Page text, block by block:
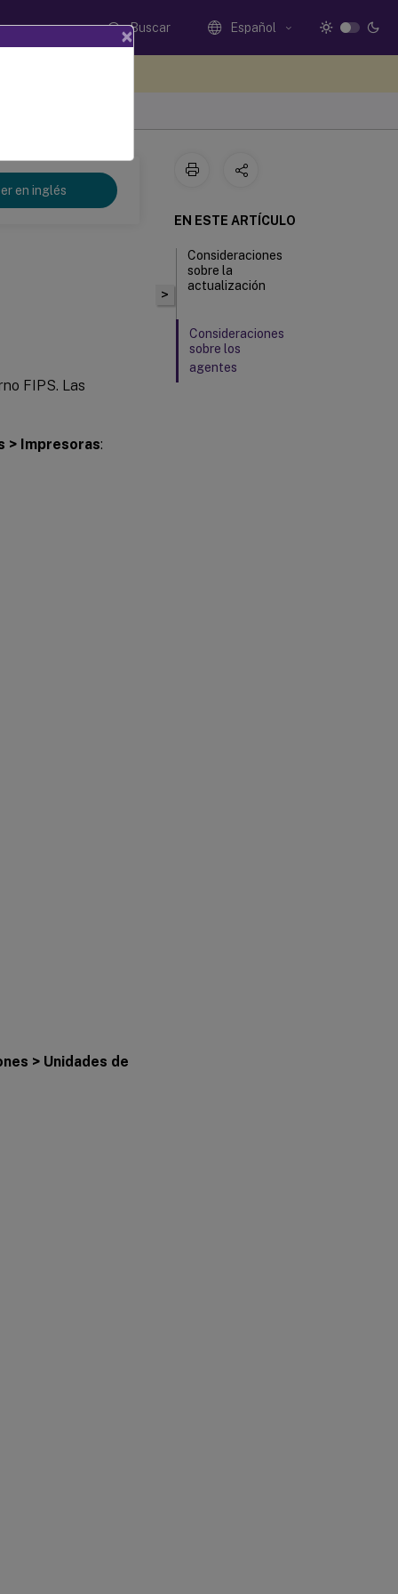
Buscar Español
en inglés
FIPS. Las
> Impresoras:
> Unidades de
>
EN ESTE ARTÍCULO
Consideraciones
sobre la
actualización
Consideraciones
sobre los
agentes
×